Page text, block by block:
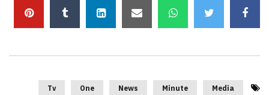
Media
Minute
News
One
Tv